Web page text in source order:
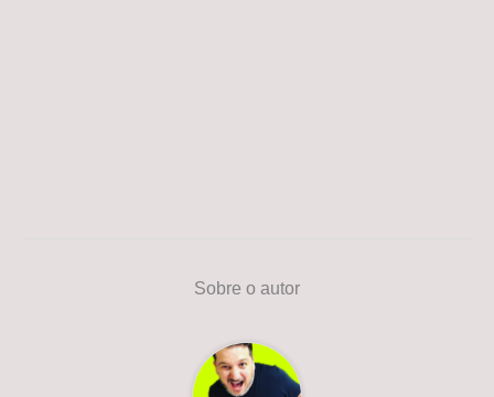
Sobre o autor